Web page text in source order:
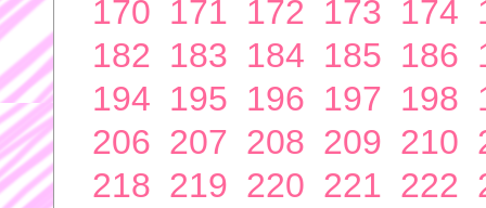
170 171 172 173 174
182 183 184 185 186
194 195 196 197 198
206 207 208 209 210
218 219 220 221 222